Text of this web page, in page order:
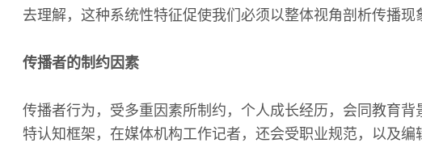
去理解，这种系统性特征促使我们必须以整体视角剖析传播现
传播者的制约因素
传播者行为，受多重因素所制约，个人成长经历，会同教育
特认知框架，在媒体机构工作记者，还会受职业规范，以及编